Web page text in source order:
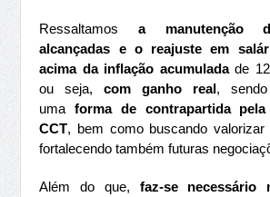
Ressaltamos a manutenção
alcançadas e o reajuste em
acima da inflação acumuladade 12
ou seja,com ganho real,
uma forma de contrapartida pela
CCT, bem como buscando valorizar
fortalecendo também futuras
Além do que, faz-se necessário